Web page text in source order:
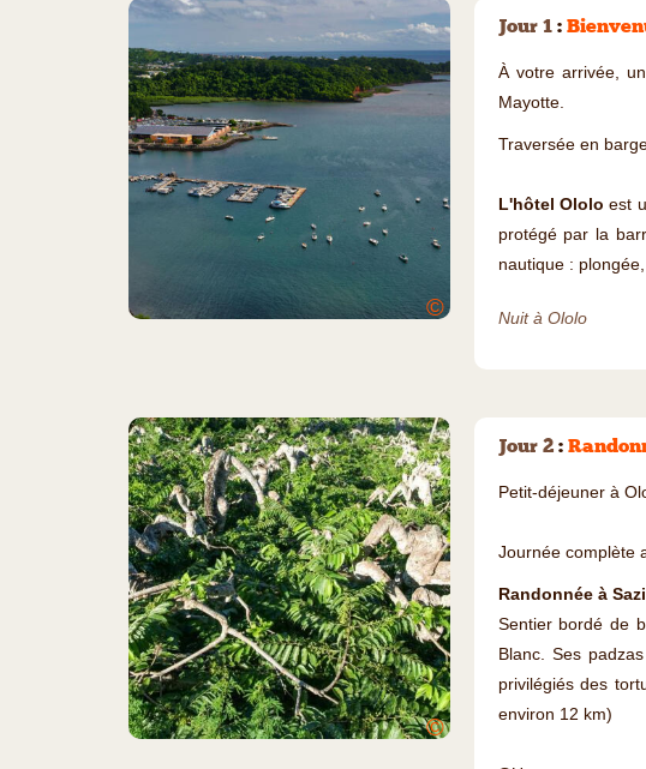
©
Jour 1:
À votre arrivée,
Mayotte.
Traversée en
L'hôtel Ololo est
protégé par la
nautique :
Nuit à Ololo
©
Jour 2:
Petit-déjeuner à
Journée complète
Randonnée à
Sentier bordé de
Blanc. Ses
privilégiés des
environ 12 km)